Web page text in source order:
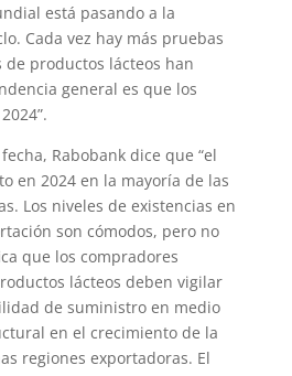
está pasando a la
Cada vez hay más pruebas
productos lácteos han
general es que los
Rabobank dice que “el
en 2024 en la mayoría de las
Los niveles de existencias en
son cómodos, pero no
que los compradores
lácteos deben vigilar
de suministro en medio
en el crecimiento de la
regiones exportadoras. El